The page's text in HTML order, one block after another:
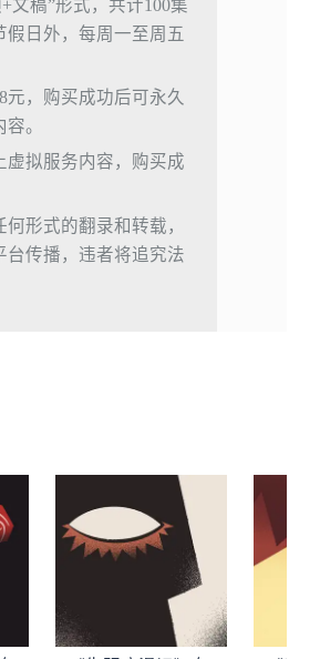
文稿”形式，共计100集
假日外，每周一至周五
元，购买成功后可永久
。
虚拟服务内容，购买成
形式的翻录和转载，
台传播，违者将追究法